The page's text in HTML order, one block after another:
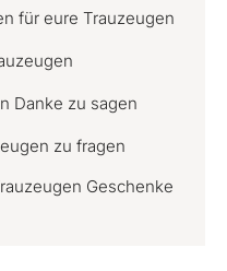
für eure Trauzeugen
Danke zu sagen
zu fragen
Geschenke